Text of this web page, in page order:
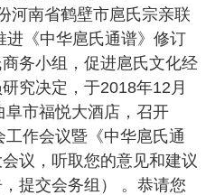
南省鹤壁市扈氏宗亲联
进《中华扈氏通谱》修订
务小组，促进扈氏文化经
究决定，于2018年12月
市福悦大酒店，召开
作会议暨《中华扈氏通
议，听取您的意见和建议
提交会务组） 。恭请您